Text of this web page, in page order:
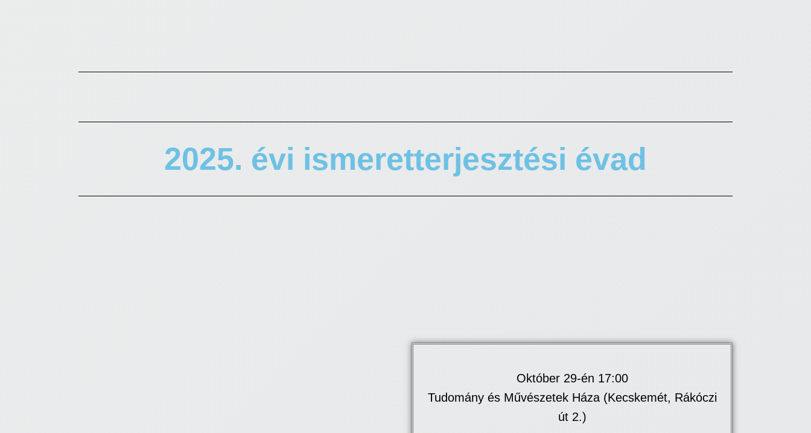
2025. évi ismeretterjesztési évad
Október 29-én 17:00
Tudomány és Művészetek Háza (Kecskemét, Rákóczi
út 2.)